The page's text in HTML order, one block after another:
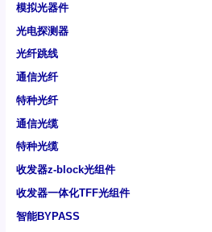
模拟光器件
光电探测器
光纤跳线
通信光纤
特种光纤
通信光缆
特种光缆
收发器z-block光组件
收发器一体化TFF光组件
智能BYPASS